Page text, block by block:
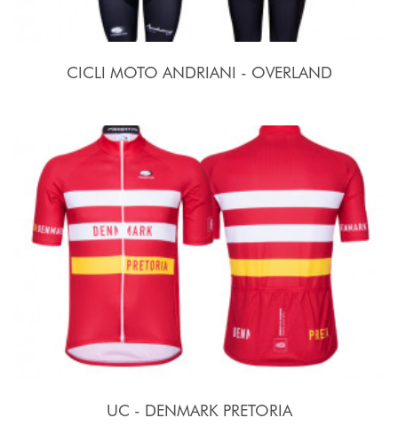
CICLI MOTO ANDRIANI - OVERLAND
UC - DENMARK PRETORIA